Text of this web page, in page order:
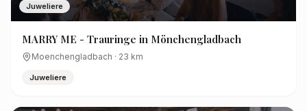
Juweliere
MARRY ME - Trauringe in Mönchengladbach
Moenchengladbach · 23 km
Juweliere